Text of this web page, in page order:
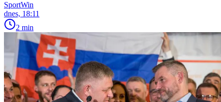
SportWin
dnes, 18:11
2 min